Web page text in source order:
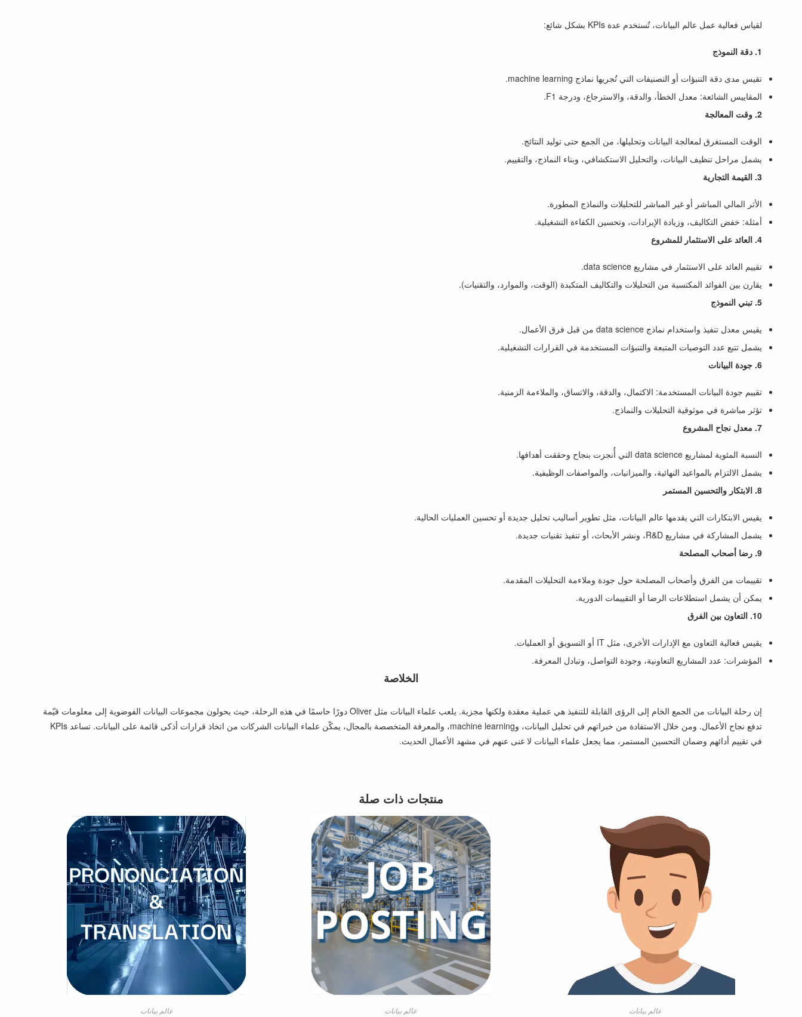
لقياس فعالية عمل عالم البيانات، تُستخدم عدة KPIs بشكل شائع:
1. دقة النموذج
تقيس مدى دقة التنبؤات أو التصنيفات التي تُجريها نماذج machine learning.
المقاييس الشائعة: معدل الخطأ، والدقة، والاسترجاع، ودرجة F1.
2. وقت المعالجة
الوقت المستغرق لمعالجة البيانات وتحليلها، من الجمع حتى توليد النتائج.
يشمل مراحل تنظيف البيانات، والتحليل الاستكشافي، وبناء النماذج، والتقييم.
3. القيمة التجارية
الأثر المالي المباشر أو غير المباشر للتحليلات والنماذج المطورة.
أمثلة: خفض التكاليف، وزيادة الإيرادات، وتحسين الكفاءة التشغيلية.
4. العائد على الاستثمار للمشروع
تقييم العائد على الاستثمار في مشاريع data science.
يقارن بين الفوائد المكتسبة من التحليلات والتكاليف المتكبدة (الوقت، والموارد، والتقنيات).
5. تبني النموذج
يقيس معدل تنفيذ واستخدام نماذج data science من قبل فرق الأعمال.
يشمل تتبع عدد التوصيات المتبعة والتنبؤات المستخدمة في القرارات التشغيلية.
6. جودة البيانات
تقييم جودة البيانات المستخدمة: الاكتمال، والدقة، والاتساق، والملاءمة الزمنية.
تؤثر مباشرة في موثوقية التحليلات والنماذج.
7. معدل نجاح المشروع
النسبة المئوية لمشاريع data science التي أُنجزت بنجاح وحققت أهدافها.
يشمل الالتزام بالمواعيد النهائية، والميزانيات، والمواصفات الوظيفية.
8. الابتكار والتحسين المستمر
يقيس الابتكارات التي يقدمها عالم البيانات، مثل تطوير أساليب تحليل جديدة أو تحسين العمليات الحالية.
يشمل المشاركة في مشاريع R&D، ونشر الأبحاث، أو تنفيذ تقنيات جديدة.
9. رضا أصحاب المصلحة
تقييمات من الفرق وأصحاب المصلحة حول جودة وملاءمة التحليلات المقدمة.
يمكن أن يشمل استطلاعات الرضا أو التقييمات الدورية.
10. التعاون بين الفرق
يقيس فعالية التعاون مع الإدارات الأخرى، مثل IT أو التسويق أو العمليات.
المؤشرات: عدد المشاريع التعاونية، وجودة التواصل، وتبادل المعرفة.
الخلاصة
إن رحلة البيانات من الجمع الخام إلى الرؤى القابلة للتنفيذ هي عملية معقدة ولكنها مجزية. يلعب علماء البيانات مثل Oliver دورًا حاسمًا في هذه الرحلة، حيث يحولون مجموعات البيانات الفوضوية إلى معلومات قيّمة
تدفع نجاح الأعمال. ومن خلال الاستفادة من خبراتهم في تحليل البيانات، وmachine learning، والمعرفة المتخصصة بالمجال، يمكّن علماء البيانات الشركات من اتخاذ قرارات أذكى قائمة على البيانات. تساعد KPIs
في تقييم أدائهم وضمان التحسين المستمر، مما يجعل علماء البيانات لا غنى عنهم في مشهد الأعمال الحديث.
منتجات ذات صلة
عالم بيانات عالم بيانات عالم بيانات